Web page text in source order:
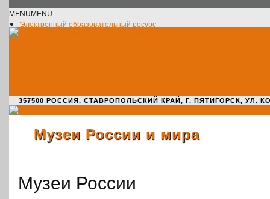
MENUMENU
Электронный образовательный ресурс
357500 РОССИЯ, СТАВРОПОЛЬСКИЙ КРАЙ, Г. ПЯТИГОРСК, УЛ.
Музеи России и мира
Музеи России